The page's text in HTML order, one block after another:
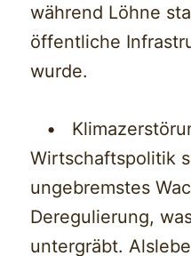
während Löhne
öffentliche
wurde.
•
Wirtschaftspolitik
ungebremstes
Deregulierung,
untergräbt.